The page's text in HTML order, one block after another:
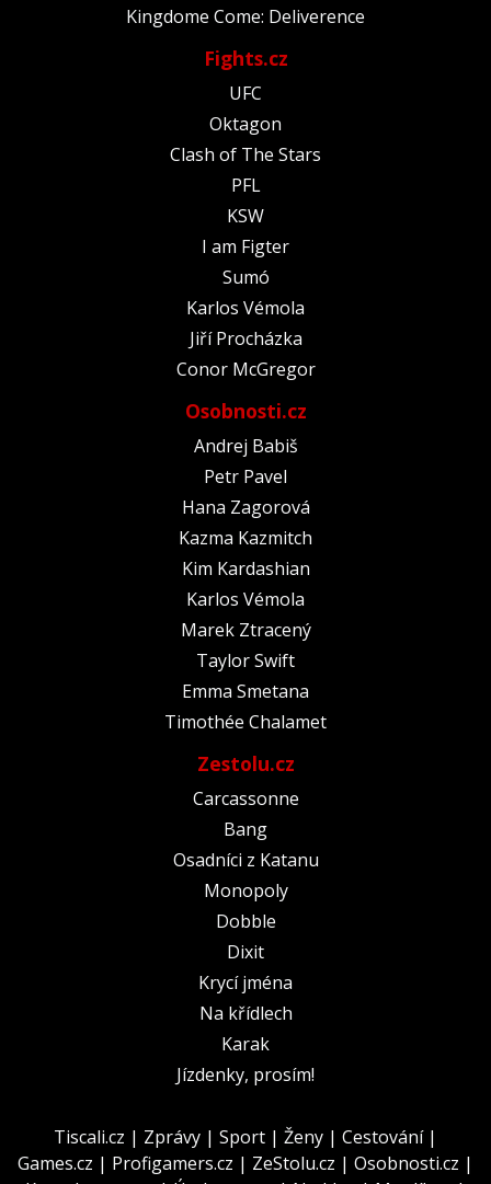
Kingdome Come: Deliverence
Fights.cz
UFC
Oktagon
Clash of The Stars
PFL
KSW
I am Figter
Sumó
Karlos Vémola
Jiří Procházka
Conor McGregor
Osobnosti.cz
Andrej Babiš
Petr Pavel
Hana Zagorová
Kazma Kazmitch
Kim Kardashian
Karlos Vémola
Marek Ztracený
Taylor Swift
Emma Smetana
Timothée Chalamet
Zestolu.cz
Carcassonne
Bang
Osadníci z Katanu
Monopoly
Dobble
Dixit
Krycí jména
Na křídlech
Karak
Jízdenky, prosím!
Tiscali.cz | Zprávy | Sport | Ženy | Cestování|
Games.cz | Profigamers.cz | ZeStolu.cz | Osobnosti.cz |